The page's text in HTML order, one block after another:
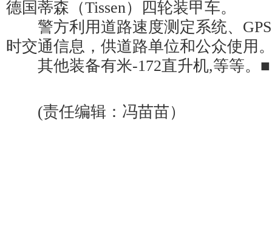
德国蒂森（Tissen）四轮装甲车。
警方利用道路速度测定系统、GPS
时交通信息，供道路单位和公众使用
其他装备有米-172直升机,等等。■
(责任编辑：冯苗苗）